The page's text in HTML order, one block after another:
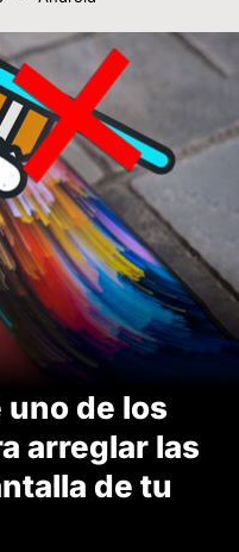
de los
arreglar las
de tu